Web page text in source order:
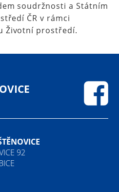
soudržnosti a Státním
ČR v rámci
Životní prostředí.
92